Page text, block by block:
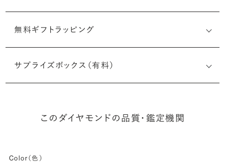
無料ギフトラッピング
サプライズボックス（有料）
このダイヤモンドの品質・鑑定機関
Color（色）